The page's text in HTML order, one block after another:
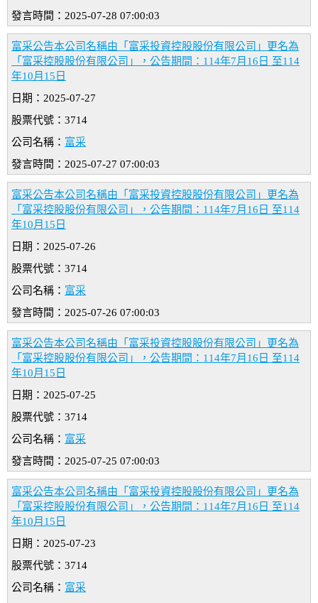
發言時間：2025-07-28 07:00:03
富采公告本公司名稱由「富采投資控股股份有限公司」更名為
「富采控股股份有限公司」，公告期間：114年7月16日 至114
年10月15日
日期：2025-07-27
股票代號：3714
公司名稱： 富采
發言時間：2025-07-27 07:00:03
富采公告本公司名稱由「富采投資控股股份有限公司」更名為
「富采控股股份有限公司」，公告期間：114年7月16日 至114
年10月15日
日期：2025-07-26
股票代號：3714
公司名稱： 富采
發言時間：2025-07-26 07:00:03
富采公告本公司名稱由「富采投資控股股份有限公司」更名為
「富采控股股份有限公司」，公告期間：114年7月16日 至114
年10月15日
日期：2025-07-25
股票代號：3714
公司名稱： 富采
發言時間：2025-07-25 07:00:03
富采公告本公司名稱由「富采投資控股股份有限公司」更名為
「富采控股股份有限公司」，公告期間：114年7月16日 至114
年10月15日
日期：2025-07-23
股票代號：3714
公司名稱： 富采